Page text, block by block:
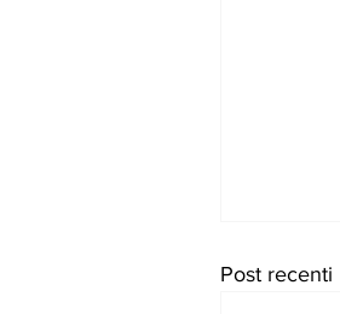
Post recenti